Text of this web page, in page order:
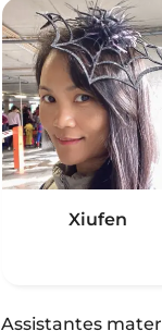
Xiufen
Assistantes